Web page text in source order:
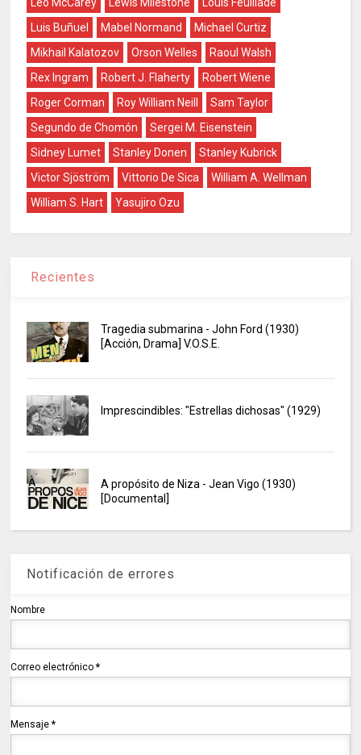
Luis Buñuel
Mabel Normand
Michael Curtiz
Mikhail Kalatozov
Orson Welles
Raoul Walsh
Rex Ingram
Robert J. Flaherty
Robert Wiene
Roger Corman
Roy William Neill
Sam Taylor
Segundo de Chomón
Sergei M. Eisenstein
Sidney Lumet
Stanley Donen
Stanley Kubrick
Victor Sjöström
Vittorio De Sica
William A. Wellman
William S. Hart
Yasujiro Ozu
Recientes
Tragedia submarina - John Ford (1930)
[Acción, Drama] V.O.S.E.
Imprescindibles: "Estrellas dichosas" (1929)
A propósito de Niza - Jean Vigo (1930)
[Documental]
Notificación de errores
Nombre
Correo electrónico*
Mensaje*